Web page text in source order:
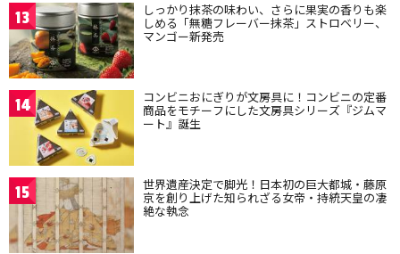
13 しっかり抹茶の味わい、さらに果実の香りも楽
しめる「無糖フレーバー抹茶」ストロベリー、
マンゴー新発売
14 コンビニおにぎりが文房具に！コンビニの定番
商品をモチーフにした文房具シリーズ『ジムマ
ート』誕生
15 世界遺産決定で脚光！日本初の巨大都城・藤原
京を創り上げた知られざる女帝・持統天皇の凄
絶な執念